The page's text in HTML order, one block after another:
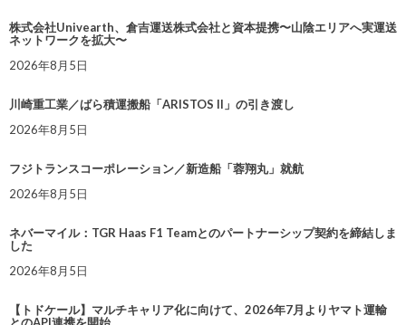
株式会社Univearth、倉吉運送株式会社と資本提携〜山陰エリアへ実運送
ネットワークを拡大〜
2026年8月5日
川崎重工業／ばら積運搬船「ARISTOS II」の引き渡し
2026年8月5日
フジトランスコーポレーション／新造船「蓉翔丸」就航
2026年8月5日
ネバーマイル：TGR Haas F1 Teamとのパートナーシップ契約を締結しま
した
2026年8月5日
【トドケール】マルチキャリア化に向けて、2026年7月よりヤマト運輸